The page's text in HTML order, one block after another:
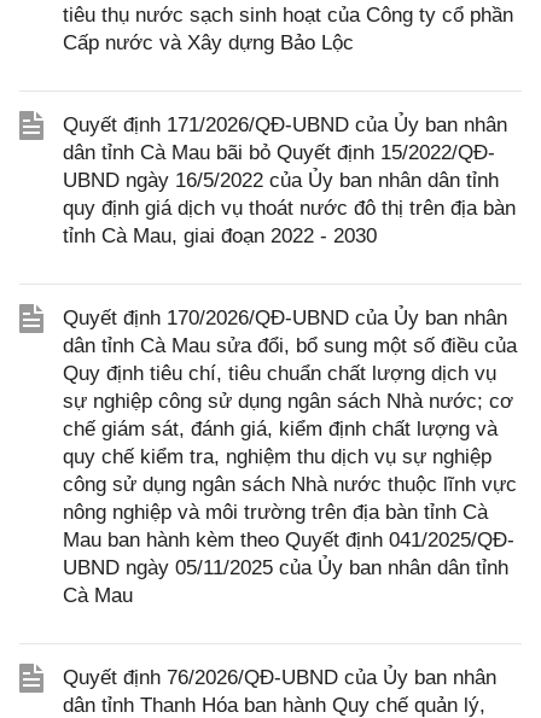
tiêu thụ nước sạch sinh hoạt của Công ty cổ phần
Cấp nước và Xây dựng Bảo Lộc
Quyết định 171/2026/QĐ-UBND của Ủy ban nhân
dân tỉnh Cà Mau bãi bỏ Quyết định 15/2022/QĐ-
UBND ngày 16/5/2022 của Ủy ban nhân dân tỉnh
quy định giá dịch vụ thoát nước đô thị trên địa bàn
tỉnh Cà Mau, giai đoạn 2022 - 2030
Quyết định 170/2026/QĐ-UBND của Ủy ban nhân
dân tỉnh Cà Mau sửa đổi, bổ sung một số điều của
Quy định tiêu chí, tiêu chuẩn chất lượng dịch vụ
sự nghiệp công sử dụng ngân sách Nhà nước; cơ
chế giám sát, đánh giá, kiểm định chất lượng và
quy chế kiểm tra, nghiệm thu dịch vụ sự nghiệp
công sử dụng ngân sách Nhà nước thuộc lĩnh vực
nông nghiệp và môi trường trên địa bàn tỉnh Cà
Mau ban hành kèm theo Quyết định 041/2025/QĐ-
UBND ngày 05/11/2025 của Ủy ban nhân dân tỉnh
Cà Mau
Quyết định 76/2026/QĐ-UBND của Ủy ban nhân
dân tỉnh Thanh Hóa ban hành Quy chế quản lý,